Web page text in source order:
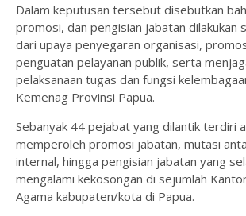
Dalam keputusan tersebut disebutkan
promosi, dan pengisian jabatan dilakukan
dari upaya penyegaran organisasi,
penguatan pelayanan publik, serta
pelaksanaan tugas dan fungsi
Kemenag Provinsi Papua.
Sebanyak 44 pejabat yang dilantik terdiri
memperoleh promosi jabatan, mutasi
internal, hingga pengisian jabatan yang
mengalami kekosongan di sejumlah
Agama kabupaten/kota di Papua.